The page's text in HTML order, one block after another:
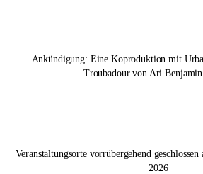
Ankündigung: Eine Koproduktion mit
Troubadour von Ari
Veranstaltungsorte vorrübergehend
2026